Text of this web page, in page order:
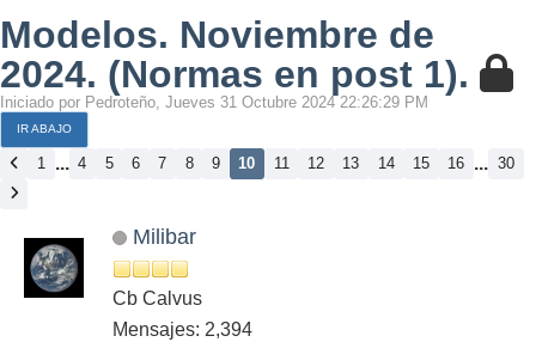
Modelos. Noviembre de
2024. (Normas en post 1).
Iniciado por Pedroteño, Jueves 31 Octubre 2024 22:26:29 PM
IR ABAJO
1 ... 4 5 6 7 8 9 10 11 12 13 14 15 16 ... 30
Milibar
Cb Calvus
Mensajes: 2,394